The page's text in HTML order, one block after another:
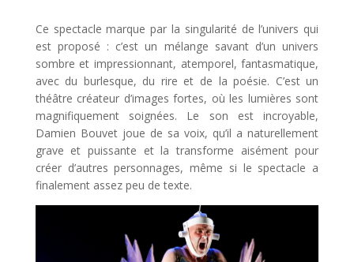
Ce spectacle marque par la singularité de l’univers qui
est proposé : c’est un mélange savant d’un univers
sombre et impressionnant, atemporel, fantasmatique,
avec du burlesque, du rire et de la poésie. C’est un
théâtre créateur d’images fortes, où les lumières sont
magnifiquement soignées. Le son est incroyable,
Damien Bouvet joue de sa voix, qu’il a naturellement
grave et puissante et la transforme aisément pour
créer d’autres personnages, même si le spectacle a
finalement assez peu de texte.